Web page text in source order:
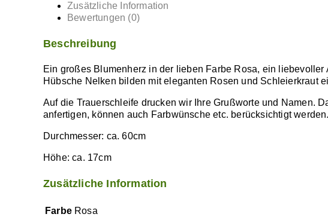
60cm
Rosa
Nelken
Rosen
Trauerschleife
Menge
Zusätzliche Information
Bewertungen (0)
Beschreibung
Ein großes Blumenherz in der lieben Farbe Rosa, ein
Hübsche Nelken bilden mit eleganten Rosen und Schleierkraut
Auf die Trauerschleife drucken wir Ihre Grußworte und Namen.
anfertigen, können auch Farbwünsche etc. berücksichtigt
Durchmesser: ca. 60cm
Höhe: ca. 17cm
Zusätzliche Information
Farbe Rosa